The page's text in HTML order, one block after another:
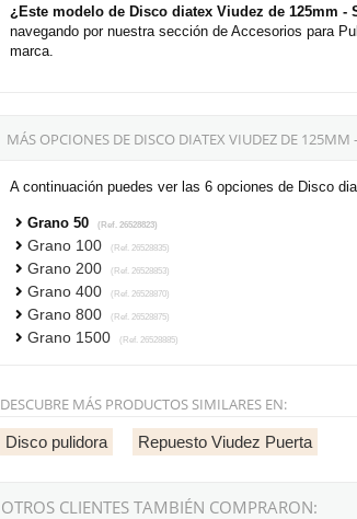
¿Este modelo de Disco diatex Viudez de 125mm
navegando por nuestra sección de Accesorios para
marca.
MÁS OPCIONES DE DISCO DIATEX VIUDEZ DE 125MM
A continuación puedes ver las 6 opciones de Disco
Grano 50 (Ref. 26528823)
Grano 100 (Ref. 26528835)
Grano 200 (Ref. 26528853)
Grano 400 (Ref. 26528870)
Grano 800 (Ref. 26528875)
Grano 1500 (Ref. 26528885)
DESCUBRE MÁS PRODUCTOS SIMILARES EN:
Disco pulidora Repuesto Viudez Puerta
OTROS CLIENTES TAMBIÉN COMPRARON: